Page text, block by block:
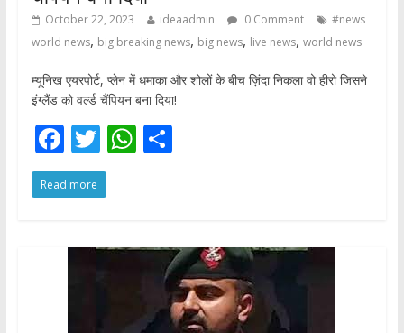
October 22, 2023 ideaadmin 0 Comment
#news
world news, big breaking news, big news, live news, world news
म्यूनिख एयरपोर्ट, प्लेन में धमाका और शोलों के बीच ज़िंदा निकला वो हीरो जिसने
इंग्लैंड को वर्ल्ड चैंपियन बना दिया!
F
ac
e
o
T
w
itt
W
A
p
p
S
Read more